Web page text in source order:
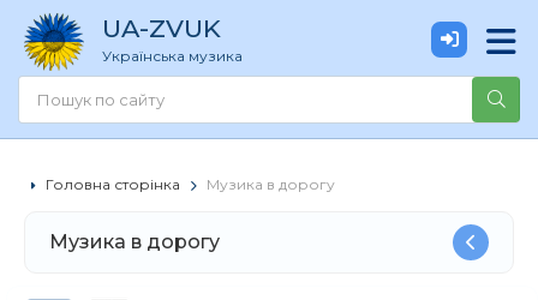
UA-ZVUK
Українська музика
Головна сторінка Музика в дорогу
Музика в дорогу